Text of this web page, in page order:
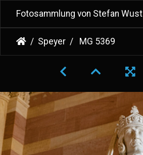
Fotosammlung von Stefan Wust
Speyer MG 5369